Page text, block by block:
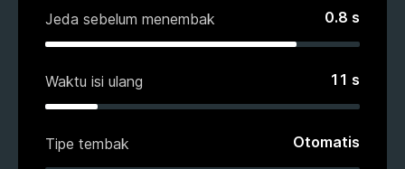
Jeda sebelum menembak 0.8 s
Waktu isi ulang 11 s
Tipe tembak Otomatis